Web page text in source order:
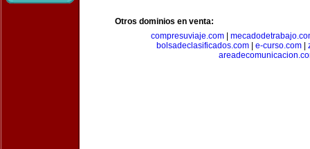
Otros dominios en venta:
compresuviaje.com
bolsadeclasificados.com
e-curso.com